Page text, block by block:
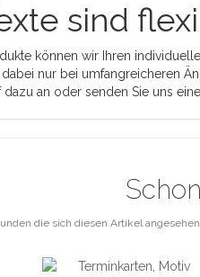
sind
können wir Ihren
nur bei umfangreicheren
an oder senden Sie uns eine
die sich diesen Artikel